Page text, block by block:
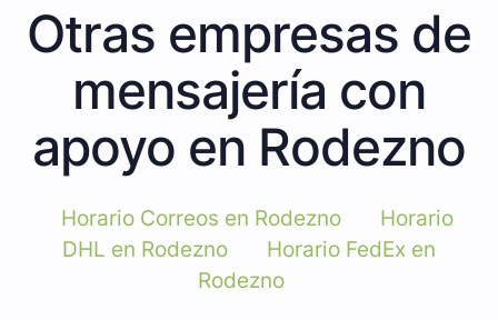
Otras empresas de
mensajería con
apoyo en Rodezno
Horario Correos en Rodezno
Horario
DHL en Rodezno
Horario FedEx en
Rodezno